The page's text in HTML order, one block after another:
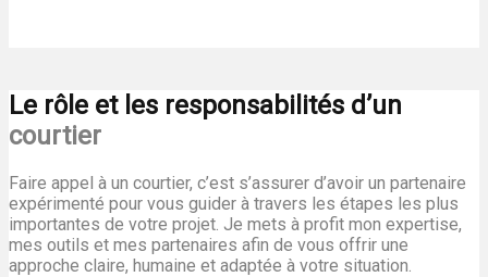
Le rôle et les responsabilités d’un
courtier
Faire appel à un courtier, c’est s’assurer d’avoir un partenaire
expérimenté pour vous guider à travers les étapes les plus
importantes de votre projet. Je mets à profit mon expertise,
mes outils et mes partenaires afin de vous offrir une
approche claire, humaine et adaptée à votre situation.